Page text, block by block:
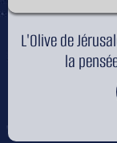
L'Olive de
la